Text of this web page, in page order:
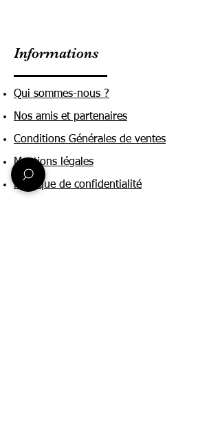
Informations
Qui sommes-nous ?
Nos amis et partenaires
Conditions Générales de ventes
Mentions légales
Politique de confidentialité